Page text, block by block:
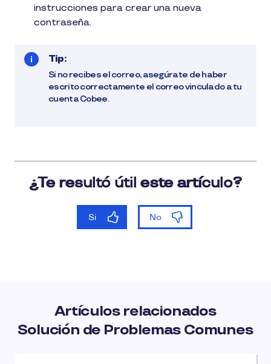
instrucciones para crear una nueva
contraseña.
Tip:
Si no recibes el correo, asegúrate de haber
escrito correctamente el correo vinculado a tu
cuenta Cobee.
Artículos relacionados
Solución de Problemas Comunes